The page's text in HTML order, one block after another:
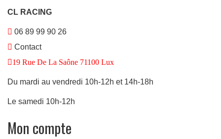
CL RACING
06 89 99 90 26
Contact
19 Rue De La Saône 71100 Lux
Du mardi au vendredi 10h-12h et 14h-18h
Le samedi 10h-12h
Mon compte